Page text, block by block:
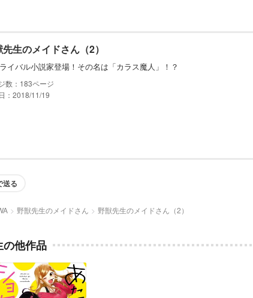
生のメイドさん（2）
イバル小説家登場！その名は「カラス魔人」！？
183
：2018/11/19
送る
野獣先生のメイドさん 野獣先生のメイドさん（2）
の他作品